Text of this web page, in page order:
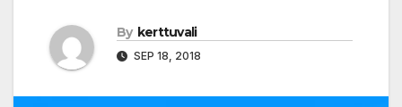
By kerttuvali
SEP 18, 2018